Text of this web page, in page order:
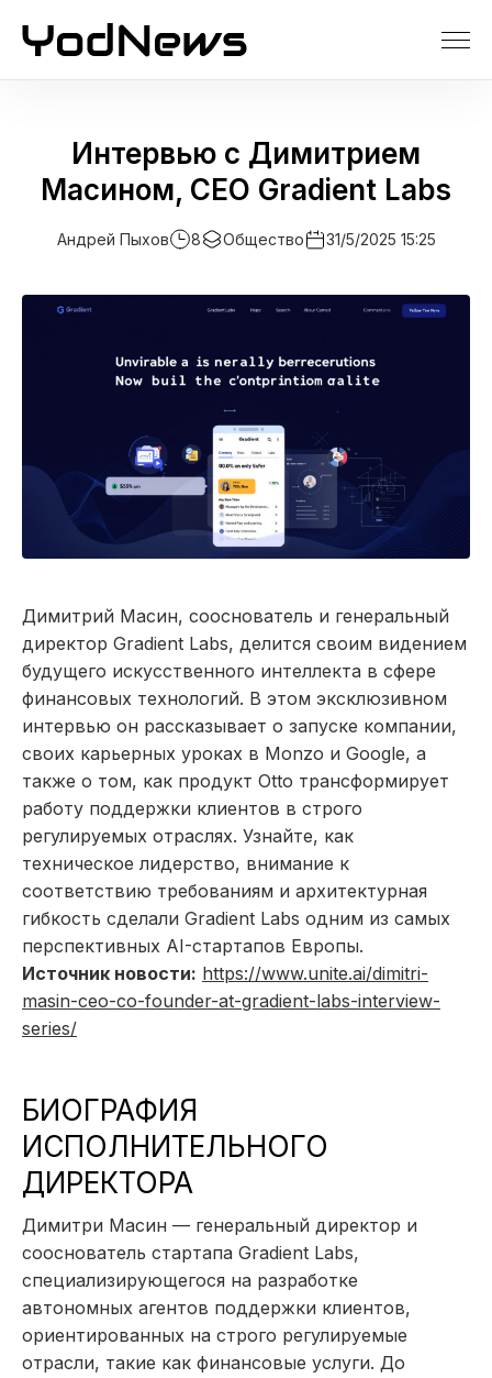
Интервью с Димитрием
Масином, CEO Gradient Labs
Андрей Пыхов 8 Общество 31/5/2025 15:25
Димитрий Масин, сооснователь и генеральный
директор Gradient Labs, делится своим видением
будущего искусственного интеллекта в сфере
финансовых технологий. В этом эксклюзивном
интервью он рассказывает о запуске компании,
своих карьерных уроках в Monzo и Google, а
также о том, как продукт Otto трансформирует
работу поддержки клиентов в строго
регулируемых отраслях. Узнайте, как
техническое лидерство, внимание к
соответствию требованиям и архитектурная
гибкость сделали Gradient Labs одним из самых
перспективных AI-стартапов Европы.
Источник новости: https://www.unite.ai/dimitri-
masin-ceo-co-founder-at-gradient-labs-interview-
series/
БИОГРАФИЯ
ИСПОЛНИТЕЛЬНОГО
ДИРЕКТОРА
Димитри Масин — генеральный директор и
сооснователь стартапа Gradient Labs,
специализирующегося на разработке
автономных агентов поддержки клиентов,
ориентированных на строго регулируемые
отрасли, такие как финансовые услуги. До